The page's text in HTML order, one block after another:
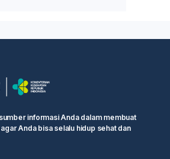
informasi Anda dalam membuat
Anda bisa selalu hidup sehat dan